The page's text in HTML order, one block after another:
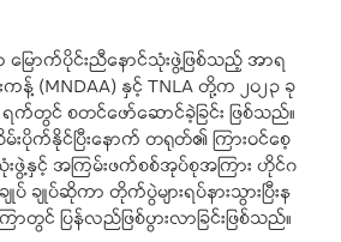
မြောက်ပိုင်းညီနောင်သုံးဖွဲ့ဖြစ်သည့် အာရ
န့် (MNDAA) နှင့် TNLA တို့က ၂၀၂၃ ခု
တွင် စတင်ဖော်ဆောင်ခဲ့ခြင်း ဖြစ်သည်။
သိမ်းပိုက်နိုင်ပြီးနောက် တရုတ်၏ ကြားဝင်စေ့
းဖွဲ့နှင့် အကြမ်းဖက်စစ်အုပ်စုအကြား ဟိုင်ဂ
ချုပ်ဆိုကာ တိုက်ပွဲများရပ်နားသွားပြီးန
တွင် ပြန်လည်ဖြစ်ပွားလာခြင်းဖြစ်သည်။